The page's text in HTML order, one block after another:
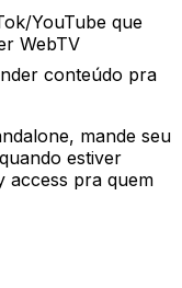
YouTube que
WebTV
conteúdo pra
mande seu
estiver
access pra quem